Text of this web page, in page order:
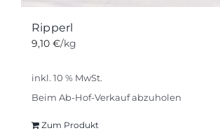
Ripperl
9,10 €/kg
inkl. 10 % MwSt.
Beim Ab-Hof-Verkauf abzuholen
Zum Produkt